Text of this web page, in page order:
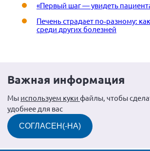
«Первый шаг — увидеть
Печень страдает по‑разному:
среди других болезней
Важная информация
Мы используем куки файлы, чтобы
удобнее для вас
СОГЛАСЕН(-НА)